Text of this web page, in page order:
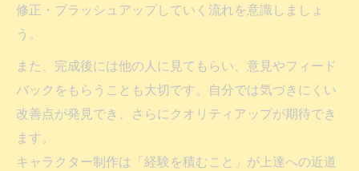
修正・ブラッシュアップしていく流れを意識しましょ
う。
また、完成後には他の人に見てもらい、意見やフィード
バックをもらうことも大切です。自分では気づきにくい
改善点が発見でき、さらにクオリティアップが期待でき
ます。
キャラクター制作は「経験を積むこと」が上達への近道